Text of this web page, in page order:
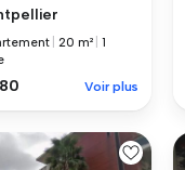
|20 m² |1
Voir plus